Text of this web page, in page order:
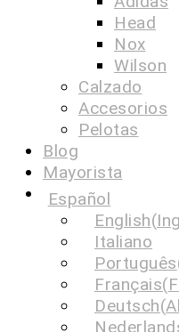
Head
Nox
Wilson
Calzado
Accesorios
Pelotas
Blog
Mayorista
Español
English(
Italiano
Português
Français(
Deutsch(